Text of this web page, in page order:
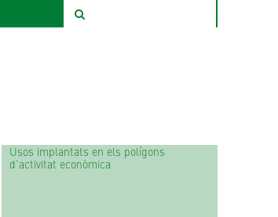
Usos implantats en els polígons
d’activitat econòmica